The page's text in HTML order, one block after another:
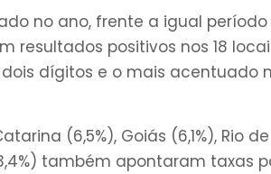
no ano, frente a igual
resultados positivos nos 18
dígitos e o mais acentuado
(6,5%), Goiás (6,1%), Rio
também apontaram taxas